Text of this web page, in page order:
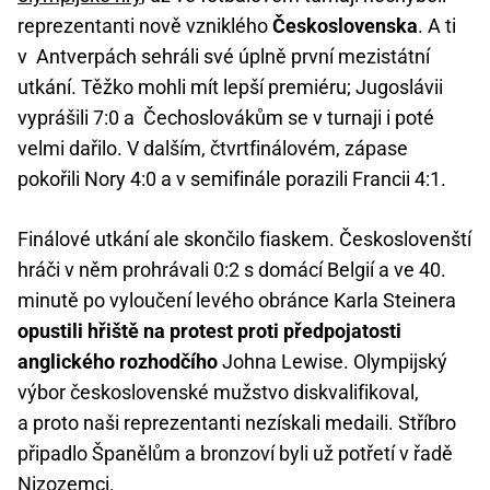
reprezentanti nově vznikléhoČeskoslovenska. A ti
v Antverpách sehráli své úplně první mezistátní
utkání. Těžko mohli mít lepší premiéru; Jugoslávii
vyprášili 7:0 a Čechoslovákům se v turnaji i poté
velmi dařilo. V dalším, čtvrtfinálovém, zápase
pokořili Nory 4:0 a v semifinále porazili Francii 4:1.
Finálové utkání ale skončilo fiaskem. Českoslovenští
hráči v něm prohrávali 0:2 s domácí Belgií a ve 40.
minutě po vyloučení levého obránce Karla Steinera
opustili hřiště na protest proti předpojatosti
anglického rozhodčíhoJohna Lewise. Olympijský
výbor československé mužstvo diskvalifikoval,
a proto naši reprezentanti nezískali medaili. Stříbro
připadlo Španělům a bronzoví byli už potřetí v řadě
Nizozemci.